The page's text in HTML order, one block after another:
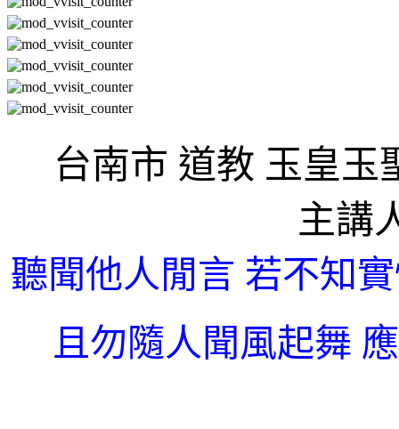
台南市 道教 玉皇玉
主講
聽聞他人閒言 若不知
且勿隨人聞風起舞